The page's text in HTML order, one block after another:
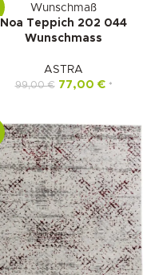
Noa Teppich 202 044
Wunschmass
ASTRA
99,00€ 77,00 € *